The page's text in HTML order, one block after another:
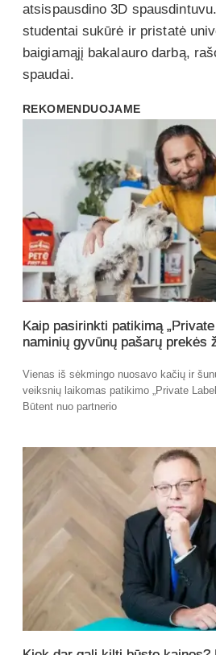
atsispausdino 3D
studentai sukūrė ir pristatė
baigiamąjį bakalauro darbą,
spaudai.
REKOMENDUOJAME
Kaip pasirinkti patikimą
naminių gyvūnų pašarų prekės
Vienas iš sėkmingo nuosavo kačių ir
veiksnių laikomas patikimo „Private
Būtent nuo partnerio